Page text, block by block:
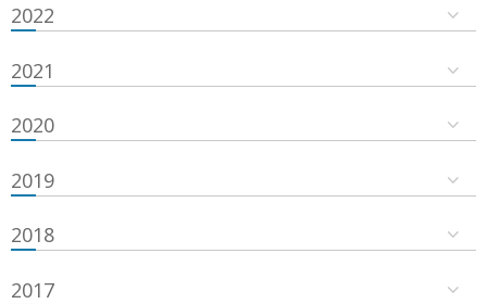
2022
2021
2020
2019
2018
2017